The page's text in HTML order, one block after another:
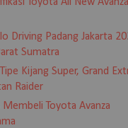
Driving Padang Jakarta
Sumatra
Kijang Super, Grand
Raider
Membeli Toyota Avanza